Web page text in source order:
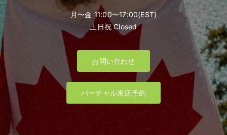
月〜金 11:00〜17:00(EST)
土日祝 Closed
お問い合わせ
バーチャル来店予約